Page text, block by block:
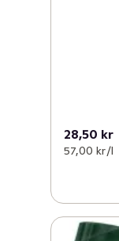
28,50 kr
57,00 kr /l